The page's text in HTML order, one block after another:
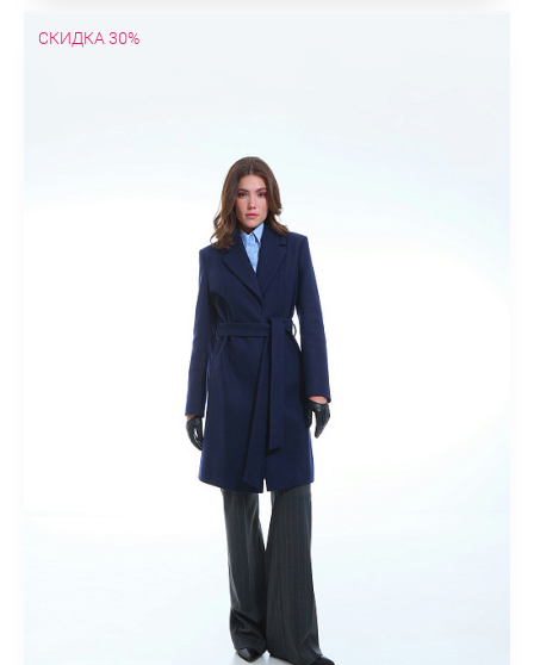
СКИДКА 30%